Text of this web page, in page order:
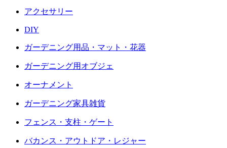
アクセサリー
DIY
ガーデニング用品・マット・花器
ガーデニング用オブジェ
オーナメント
ガーデニング家具雑貨
フェンス・支柱・ゲート
バカンス・アウトドア・レジャー